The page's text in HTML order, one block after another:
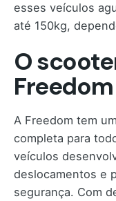
esses veículos
até 150kg,
O
Freedom
A Freedom tem
completa para
veículos
deslocamentos e
segurança. Com